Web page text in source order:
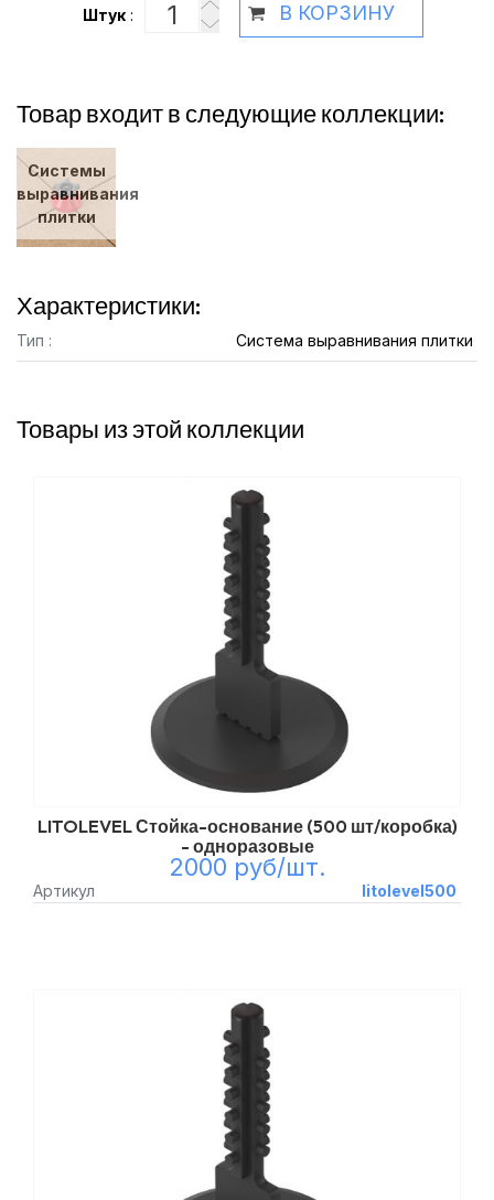
Штук: В КОРЗИНУ
Товар входит в следующие коллекции:
Системы
выравнивания
плитки
Характеристики:
Тип : Система выравнивания плитки
Товары из этой коллекции
LITOLEVEL Стойка-основание (500 шт/коробка)
- одноразовые
Артикул litolevel500
2000 руб/шт.